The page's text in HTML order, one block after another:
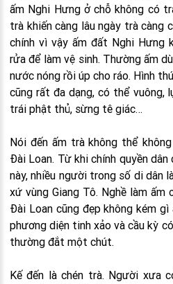
ấm Nghi Hưng ở chỗ không có
trà khiến càng lâu ngày trà càng
chính vì vậy ấm đất Nghi Hưng
rửa để làm vệ sinh. Thường ấm
nước nóng rồi úp cho ráo. Hình
cũng rất đa dạng, có thể vuông,
trái phật thủ, sừng tê giác…
Nói đến ấm trà không thể
Đài Loan. Từ khi chính quyền
này, nhiều người trong số di dân
xứ vùng Giang Tô. Nghề làm ấm
Đài Loan cũng đẹp không kém
phương diện tinh xảo và cầu kỳ
thường đắt một chút.
Kế đến là chén trà. Người xưa